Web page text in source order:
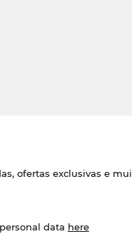
ofertas exclusivas e
data here